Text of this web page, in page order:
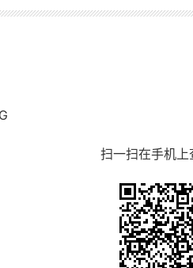
扫一扫在手机